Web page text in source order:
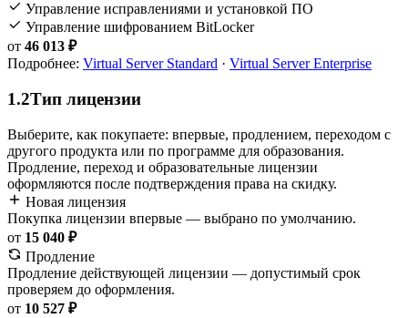
Управление исправлениями и установкой ПО
Управление шифрованием BitLocker
от 46 013 ₽
Подробнее: Virtual Server Standard · Virtual Server Enterprise
1.2Тип лицензии
Выберите, как покупаете: впервые, продлением, переходом с
другого продукта или по программе для образования.
Продление, переход и образовательные лицензии
оформляются после подтверждения права на скидку.
Новая лицензия
Покупка лицензии впервые — выбрано по умолчанию.
от 15 040 ₽
Продление
Продление действующей лицензии — допустимый срок
проверяем до оформления.
от 10 527 ₽